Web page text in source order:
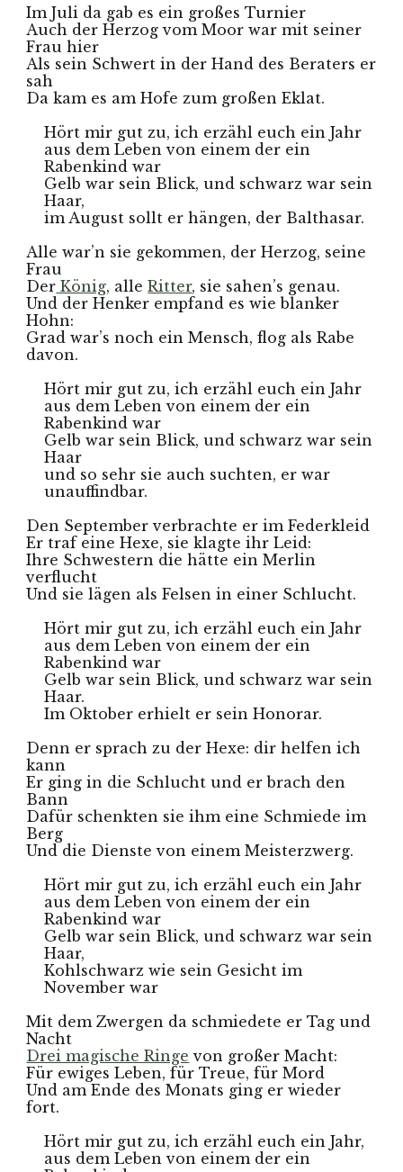
Im Juli da gab es ein großes Turnier
Auch der Herzog vom Moor war mit seiner
Frau hier
Als sein Schwert in der Hand des Beraters er
sah
Da kam es am Hofe zum großen Eklat.
Hört mir gut zu, ich erzähl euch ein Jahr
aus dem Leben von einem der ein
Rabenkind war
Gelb war sein Blick, und schwarz war sein
Haar,
im August sollt er hängen, der Balthasar.
Alle war’n sie gekommen, der Herzog, seine
Frau
Der König, alle Ritter, sie sahen’s genau.
Und der Henker empfand es wie blanker
Hohn:
Grad war’s noch ein Mensch, flog als Rabe
davon.
Hört mir gut zu, ich erzähl euch ein Jahr
aus dem Leben von einem der ein
Rabenkind war
Gelb war sein Blick, und schwarz war sein
Haar
und so sehr sie auch suchten, er war
unauffindbar.
Den September verbrachte er im Federkleid
Er traf eine Hexe, sie klagte ihr Leid:
Ihre Schwestern die hätte ein Merlin
verflucht
Und sie lägen als Felsen in einer Schlucht.
Hört mir gut zu, ich erzähl euch ein Jahr
aus dem Leben von einem der ein
Rabenkind war
Gelb war sein Blick, und schwarz war sein
Haar.
Im Oktober erhielt er sein Honorar.
Denn er sprach zu der Hexe: dir helfen ich
kann
Er ging in die Schlucht und er brach den
Bann
Dafür schenkten sie ihm eine Schmiede im
Berg
Und die Dienste von einem Meisterzwerg.
Hört mir gut zu, ich erzähl euch ein Jahr
aus dem Leben von einem der ein
Rabenkind war
Gelb war sein Blick, und schwarz war sein
Haar,
Kohlschwarz wie sein Gesicht im
November war
Mit dem Zwergen da schmiedete er Tag und
Nacht
Drei magische Ringe von großer Macht:
Für ewiges Leben, für Treue, für Mord
Und am Ende des Monats ging er wieder
fort.
Hört mir gut zu, ich erzähl euch ein Jahr,
aus dem Leben von einem der ein